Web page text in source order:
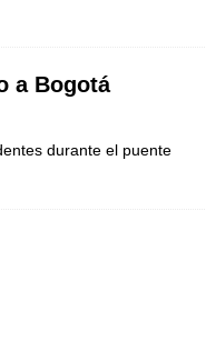
a Bogotá
durante el puente